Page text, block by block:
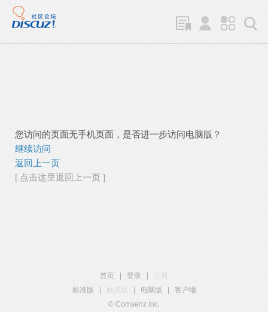
您访问的页面无手机页面，是否进一步访问电脑版？
继续访问
返回上一页
[ 点击这里返回上一页 ]
首页 登录
注册
标准版
触屏版 电脑版
客户端
© Comsenz Inc.